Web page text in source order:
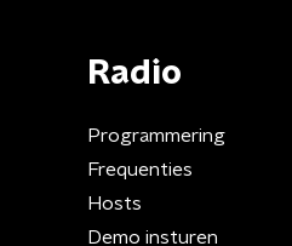
Radio
Programmering
Frequenties
Hosts
Demo insturen